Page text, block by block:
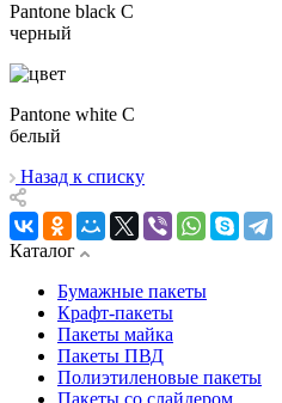
Pantone black C
черный
Pantone white C
белый
Назад к списку
Каталог
Бумажные пакеты
Крафт-пакеты
Пакеты майка
Пакеты ПВД
Полиэтиленовые пакеты
Пакеты со слайдером